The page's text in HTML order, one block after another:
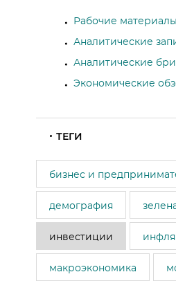
Рабочие материалы
Аналитические
Аналитические
Экономические
ТЕГИ
бизнес и
демография
инвестиции
макроэкономика